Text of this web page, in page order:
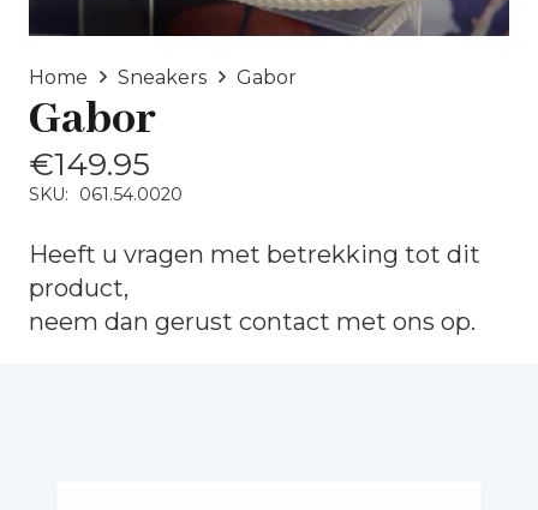
Home Sneakers Gabor
Gabor
€149.95
SKU: 061.54.0020
Heeft u vragen met betrekking tot dit
product,
neem dan gerust contact met ons op.